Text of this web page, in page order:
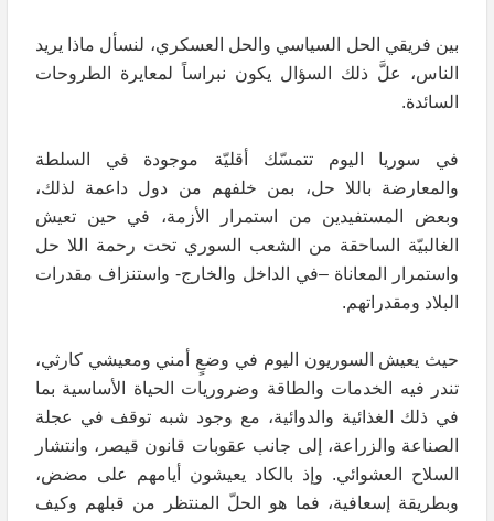
بين فريقي الحل السياسي والحل العسكري، لنسأل ماذا يريد
الناس، علَّ ذلك السؤال يكون نبراساً لمعايرة الطروحات
السائدة.
في سوريا اليوم تتمسّك أقليّة موجودة في السلطة
والمعارضة باللا حل، بمن خلفهم من دول داعمة لذلك،
وبعض المستفيدين من استمرار الأزمة، في حين تعيش
الغالبيّة الساحقة من الشعب السوري تحت رحمة اللا حل
واستمرار المعاناة –في الداخل والخارج- واستنزاف مقدرات
البلاد ومقدراتهم.
حيث يعيش السوريون اليوم في وضعٍ أمني ومعيشي كارثي،
تندر فيه الخدمات والطاقة وضروريات الحياة الأساسية بما
في ذلك الغذائية والدوائية، مع وجود شبه توقف في عجلة
الصناعة والزراعة، إلى جانب عقوبات قانون قيصر، وانتشار
السلاح العشوائي. وإذ بالكاد يعيشون أيامهم على مضض،
وبطريقة إسعافية، فما هو الحلّ المنتظر من قبلهم وكيف